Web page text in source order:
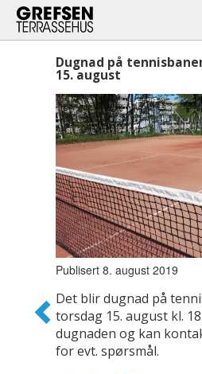
Dugnad på
15. august
Publisert 8. august 2019
Det blir dugnad på
torsdag 15. august kl.
dugnaden og kan
for evt. spørsmål.